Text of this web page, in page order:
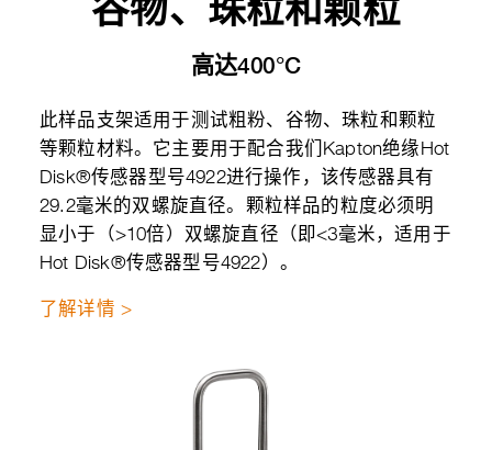
谷物、珠粒和颗粒
高达400°C
此样品支架适用于测试粗粉、谷物、珠粒和颗粒
等颗粒材料。它主要用于配合我们Kapton绝缘Hot
Disk®传感器型号4922进行操作，该传感器具有
29.2毫米的双螺旋直径。颗粒样品的粒度必须明
显小于（>10倍）双螺旋直径（即<3毫米，适用于
Hot Disk®传感器型号4922）。
了解详情 >